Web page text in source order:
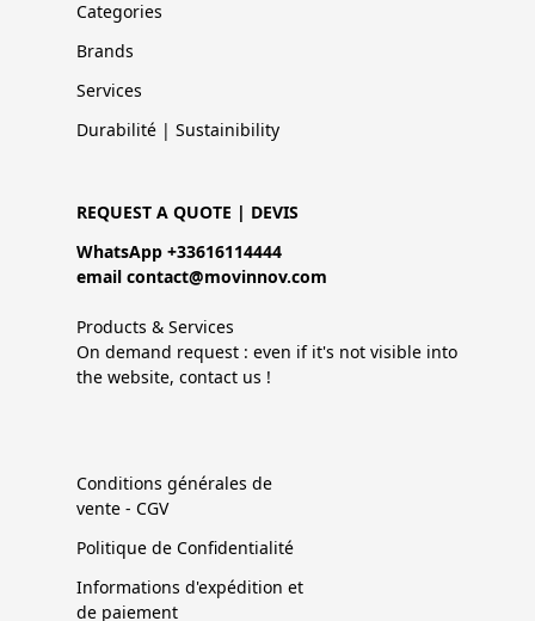
Categories
Brands
Services
Durabilité | Sustainibility
REQUEST A QUOTE | DEVIS
WhatsApp +33616114444
email contact@movinnov.com
Products & Services
On demand request : even if it's not visible into
the website, contact us !
Conditions générales de
vente - CGV
Politique de Confidentialité
Informations d'expédition et
de paiement